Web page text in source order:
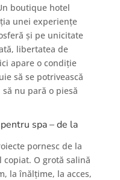
boutique hotel
unei experiențe
și pe unicitate
libertatea de
apare o condiție
să se potrivească
nu pară o piesă
spa – de la
pornesc de la
O grotă salină
la înălțime, la acces,